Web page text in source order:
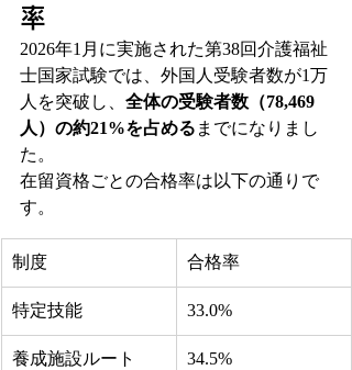
率
2026年1月に実施された第38回介護福祉
士国家試験では、外国人受験者数が1万
人を突破し、 全体の受験者数（78,469
人）の約21%を占める までになりまし
た。
在留資格ごとの合格率は以下の通りで
す。
制度 合格率
特定技能 33.0%
養成施設ルート 34.5%